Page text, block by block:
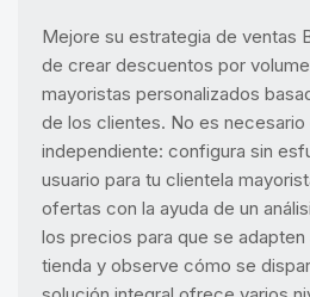
Mejore su estrategia de ventas
de crear descuentos por
mayoristas personalizados
de los clientes. No es necesario
independiente: configura sin
usuario para tu clientela
ofertas con la ayuda de un
los precios para que se
tienda y observe cómo se